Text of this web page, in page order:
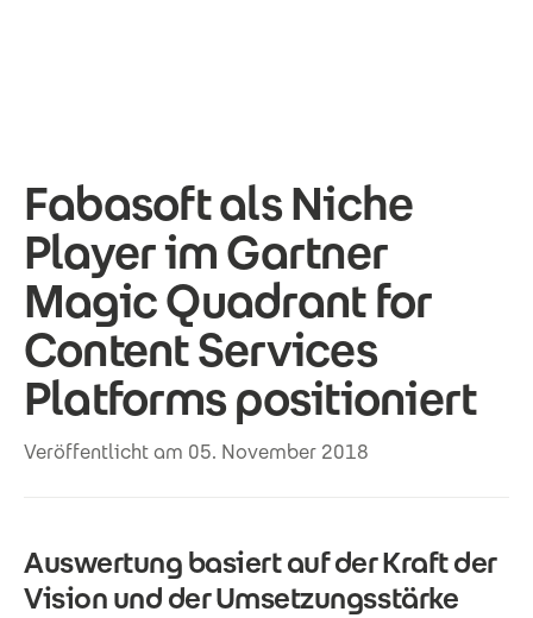
Fabasoft als Niche
Player im Gartner
Magic Quadrant for
Content Services
Platforms positioniert
Veröffentlicht am 05. November 2018
Auswertung basiert auf der Kraft der
Vision und der Umsetzungsstärke